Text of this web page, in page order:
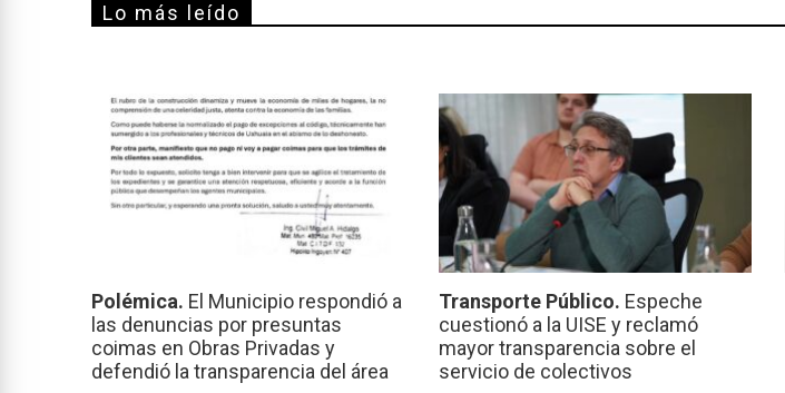
Lo más leído
Polémica. El Municipio respondió a
las denuncias por presuntas
coimas en Obras Privadas y
defendió la transparencia del área
Transporte Público. Espeche
cuestionó a la UISE y reclamó
mayor transparencia sobre el
servicio de colectivos